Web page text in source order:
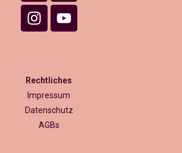
Rechtliches
Impressum
Datenschutz
AGBs